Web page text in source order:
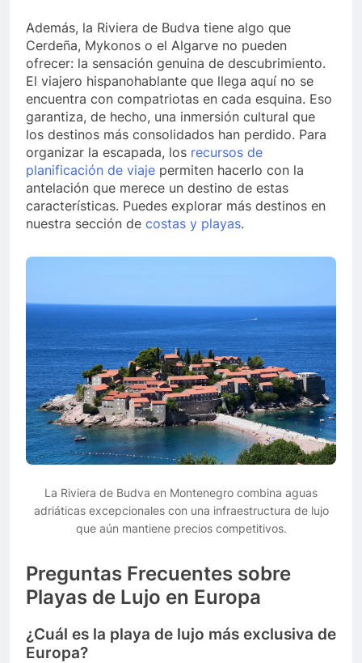
Además, la Riviera de Budva tiene algo que
Cerdeña, Mykonos o el Algarve no pueden
ofrecer: la sensación genuina de descubrimiento.
El viajero hispanohablante que llega aquí no se
encuentra con compatriotas en cada esquina. Eso
garantiza, de hecho, una inmersión cultural que
los destinos más consolidados han perdido. Para
organizar la escapada, los recursos de
planificación de viaje permiten hacerlo con la
antelación que merece un destino de estas
características. Puedes explorar más destinos en
nuestra sección de costas y playas.
La Riviera de Budva en Montenegro combina aguas
adriáticas excepcionales con una infraestructura de lujo
que aún mantiene precios competitivos.
Preguntas Frecuentes sobre
Playas de Lujo en Europa
¿Cuál es la playa de lujo más exclusiva de
Europa?